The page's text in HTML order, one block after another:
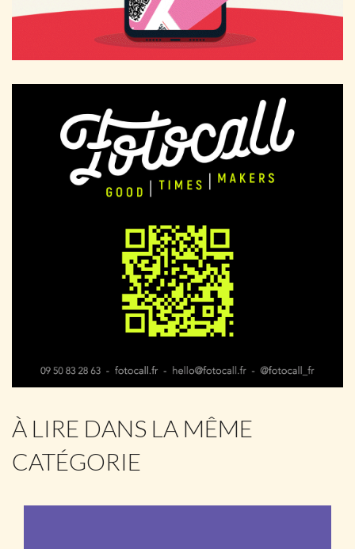
À LIRE DANS LA MÊME
CATÉGORIE